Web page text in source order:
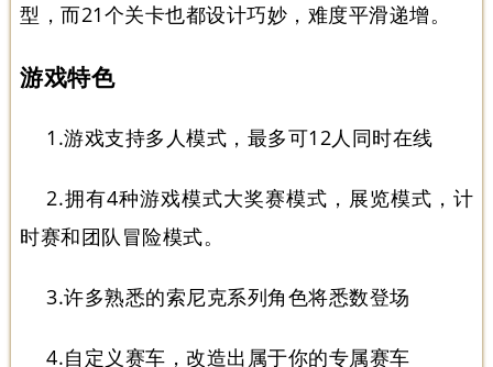
型，而21个关卡也都设计巧妙，难度平滑递增。
游戏特色
1.游戏支持多人模式，最多可12人同时在线
2.拥有4种游戏模式大奖赛模式，展览模式，计
时赛和团队冒险模式。
3.许多熟悉的索尼克系列角色将悉数登场
4.自定义赛车，改造出属于你的专属赛车